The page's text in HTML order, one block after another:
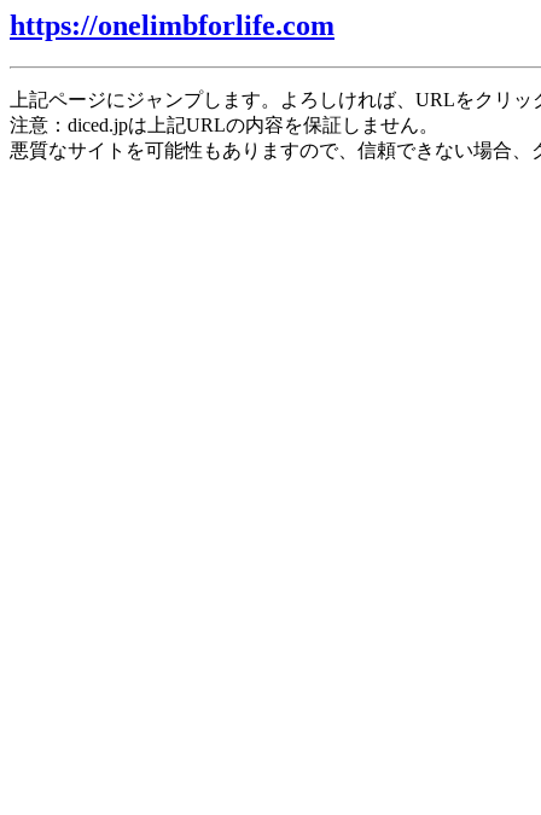
https://onelimbforlife.com
上記ページにジャンプします。よろしければ、URLをクリ
注意：diced.jpは上記URLの内容を保証しません。
悪質なサイトを可能性もありますので、信頼できない場合、